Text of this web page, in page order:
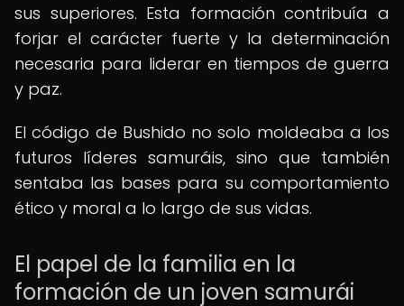
sus superiores. Esta formación contribuía a
forjar el carácter fuerte y la determinación
necesaria para liderar en tiempos de guerra
y paz.
El código de Bushido no solo moldeaba a los
futuros líderes samuráis, sino que también
sentaba las bases para su comportamiento
ético y moral a lo largo de sus vidas.
El papel de la familia en la
formación de un joven samurái